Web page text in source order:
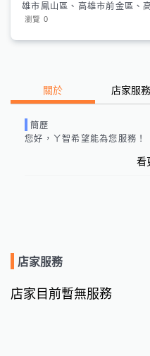
雄市鳳山區、高雄市前金區、
瀏覽 0
關於 店家服務
簡歷
您好， ㄚ智希望能為您服務！
看
店家服務
店家目前暫無服務